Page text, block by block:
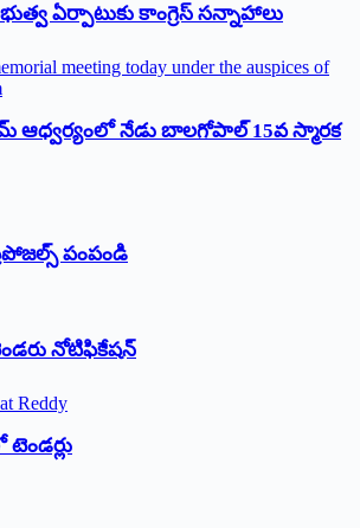
ఏర్పాటుకు కాంగ్రెస్‌ ‌సన్నాహాలు
ఆధ్వర్యంలో నేడు బాలగోపాల్‌ 15వ స్మారక
పంపండి
నోటిఫికేషన్‌